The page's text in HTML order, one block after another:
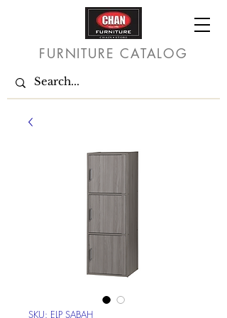
FURNITURE CATALOG
SKU: ELP SABAH